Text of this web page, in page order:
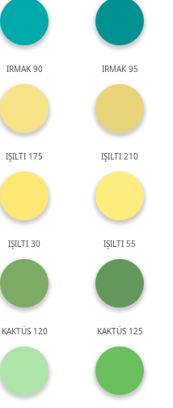
IRMAK 90 IRMAK 95
IŞILTI 175 IŞILTI 210
IŞILTI 30 IŞILTI 55
KAKTÜS 120 KAKTÜS 125